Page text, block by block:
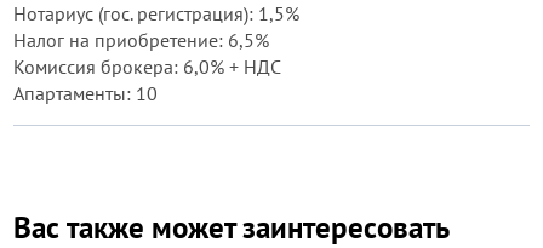
Нотариус (гос. регистрация): 1,5%
Налог на приобретение: 6,5%
Комиссия брокера: 6,0% + НДС
Апартаменты: 10
Вас также может заинтересовать